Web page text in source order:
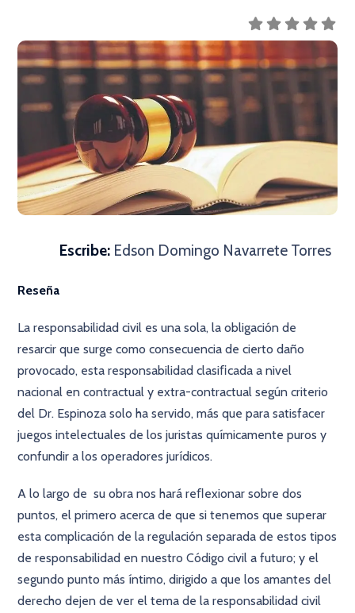
Escribe: Edson Domingo Navarrete Torres
Reseña
La responsabilidad civil es una sola, la obligación de
resarcir que surge como consecuencia de cierto daño
provocado, esta responsabilidad clasiﬁcada a nivel
nacional en contractual y extra-contractual según criterio
del Dr. Espinoza solo ha servido, más que para satisfacer
juegos intelectuales de los juristas químicamente puros y
confundir a los operadores jurídicos.
A lo largo de su obra nos hará reﬂexionar sobre dos
puntos, el primero acerca de que si tenemos que superar
esta complicación de la regulación separada de estos tipos
de responsabilidad en nuestro Código civil a futuro; y el
segundo punto más íntimo, dirigido a que los amantes del
derecho dejen de ver el tema de la responsabilidad civil